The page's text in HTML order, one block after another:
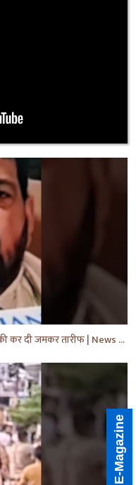
MP Brij Bhushan Singh ने Rahul Gandhi की कर दी जमकर तारीफ | News | Breaking | #shorts #yt #news
E-Magazine